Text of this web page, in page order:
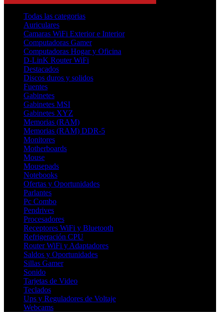
Todas las categorias
Auriculares
Camaras WiFi Exterior e Interior
Computadoras Gamer
Computadoras Hogar y Oficina
D-LinK Router WiFi
Destacados
Discos duros y solidos
Fuentes
Gabinetes
Gabinetes MSI
Gabinetes XYZ
Memorias (RAM)
Memorias (RAM) DDR-5
Monitores
Motherboards
Mouse
Mousepads
Notebooks
Ofertas y Oportunidades
Parlantes
Pc Combo
Pendrives
Procesadores
Receptores WiFi y Bluetooth
Refrigeración CPU
Router WiFi y Adaptadores
Saldos y Oportunidades
Sillas Gamer
Sonido
Tarjetas de Video
Teclados
Ups y Reguladores de Voltaje
Webcams